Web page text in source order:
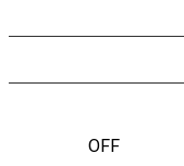
OFF